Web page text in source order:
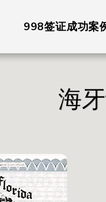
998签证成功案
海